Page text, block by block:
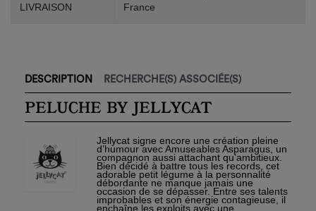
LIVRAISON
France
DESCRIPTION RECHERCHE(S) ASSOCIÉE(S)
PELUCHE BY JELLYCAT
Jellycat signe encore une création pleine
d’humour avec Amuseables Asparagus, un
compagnon aussi attachant qu’ambitieux.
Bien décidé à battre tous les records, cet
adorable petit légume à la personnalité
débordante ne manque jamais une
occasion de se dépasser. Entre ses talents
improbables et son énergie contagieuse, il
enchaîne les exploits avec une